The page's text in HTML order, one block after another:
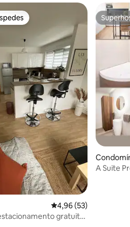
Classificação média
4,96 (53)
gratuito
A Suite